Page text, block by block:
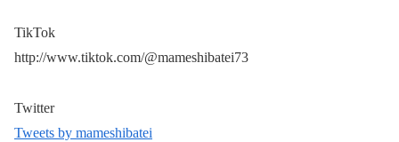
TikTok
http://www.tiktok.com/@mameshibatei73
Twitter
Tweets by mameshibatei